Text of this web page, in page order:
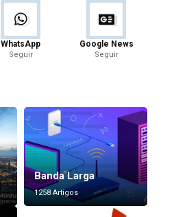
WhatsApp
Seguir
Google News
Seguir
Banda Larga
1258 Artigos